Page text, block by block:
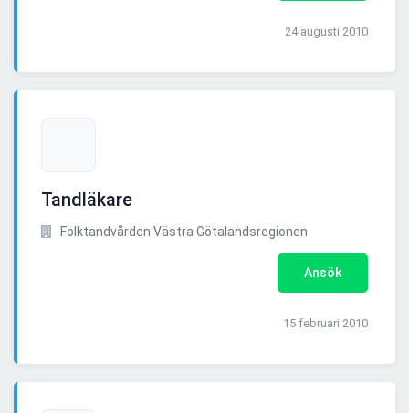
24 augusti 2010
Tandläkare
Folktandvården Västra Götalandsregionen
Ansök
15 februari 2010